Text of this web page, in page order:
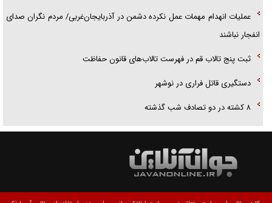
عملیات انهدام مهمات عمل نکرده دشمن در آذربایجان‌غربی/ مردم نگران صدای
انفجار نباشند
ثبت پنج تالاب قم در فهرست تالاب‌های قانون حفاظت
دستگیری قاتل فراری در نوشهر
۸ کشته در دو تصادف شب گذشته